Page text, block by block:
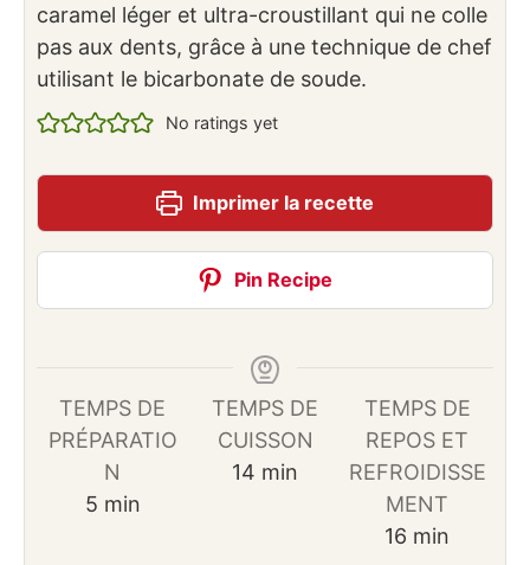
caramel léger et ultra-croustillant qui ne colle
pas aux dents, grâce à une technique de chef
utilisant le bicarbonate de soude.
No ratings yet
Imprimer la recette
Pin Recipe
TEMPS DE
PRÉPARATIO
N
5minutes
min
TEMPS DE
CUISSON
14 minutes
min
TEMPS DE
REPOS ET
REFROIDISSE
MENT
16 minutes
min